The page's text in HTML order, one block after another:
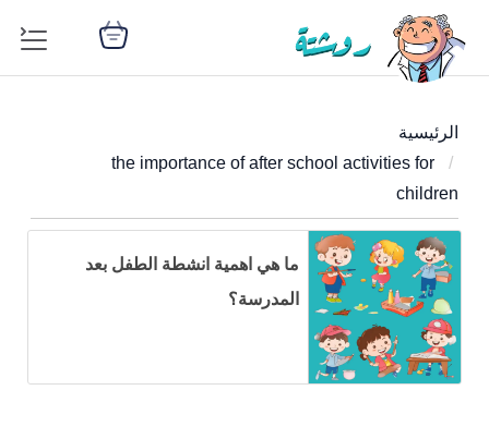
الرئيسية
the importance of after school activities for
children
ما هي اهمية انشطة الطفل بعد
المدرسة؟